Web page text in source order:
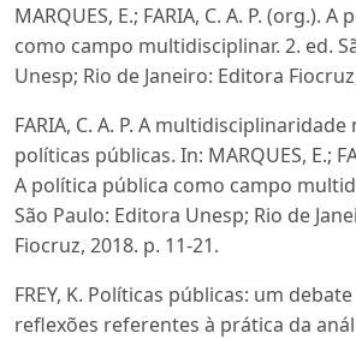
MARQUES, E.; FARIA, C. A. P. (org.).
como campo multidisciplinar. 2. ed.
Unesp; Rio de Janeiro: Editora
FARIA, C. A. P. A
políticas públicas. In: MARQUES, E.;
A política pública como campo
São Paulo: Editora Unesp; Rio de
Fiocruz, 2018. p. 11-21.
FREY, K. Políticas públicas: um
reflexões referentes à prática da